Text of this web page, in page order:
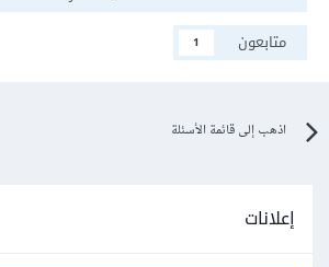
متابعون
1
اذهب إلى قائمة الأسئلة
إعلانات